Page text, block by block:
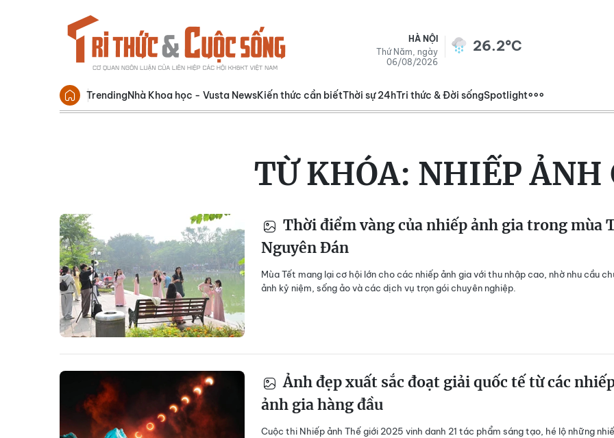
HÀ NỘI
Thứ Năm, ngày
06/08/2026
26.2°C
TrendingNhà Khoa học - Vusta NewsKiến thức cần biếtThời sự 24hTri thức & Đời sốngSpotlight
TỪ KHÓA: NHIẾP ẢNH
Thời điểm vàng của nhiếp ảnh gia trong mùa
Nguyên Đán
Mùa Tết mang lại cơ hội lớn cho các nhiếp ảnh gia với thu nhập cao, nhờ nhu cầu
ảnh kỷ niệm, sống ảo và các dịch vụ trọn gói chuyên nghiệp.
Ảnh đẹp xuất sắc đoạt giải quốc tế từ các
ảnh gia hàng đầu
Cuộc thi Nhiếp ảnh Thế giới 2025 vinh danh 21 tác phẩm sáng tạo, hé lộ những